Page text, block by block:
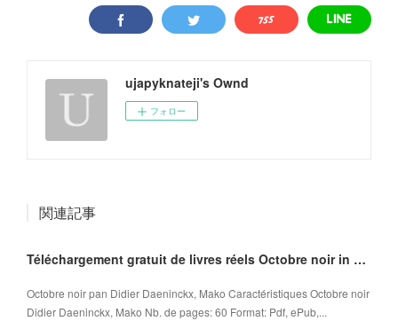
ujapyknateji's Ownd
フォロー
関連記事
Téléchargement gratuit de livres réels Octobre noir in French ePub MOBI iBook 9782918462118
Octobre noir pan Didier Daeninckx, Mako Caractéristiques Octobre noir
Didier Daeninckx, Mako Nb. de pages: 60 Format: Pdf, ePub,...